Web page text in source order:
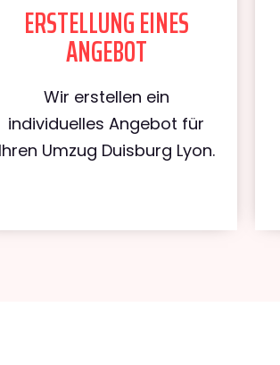
ERSTELLUNG EINES
ANGEBOT
Wir erstellen ein
individuelles Angebot für
Ihren Umzug Duisburg Lyon.